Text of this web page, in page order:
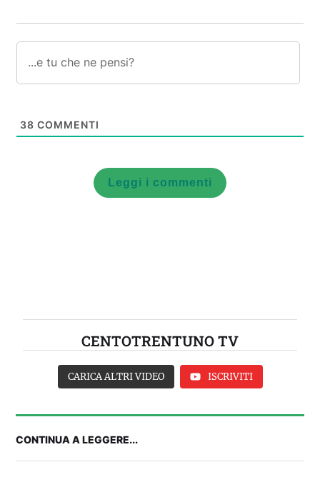
38 COMMENTI
Leggi i commenti
CENTOTRENTUNO TV
CARICA ALTRI VIDEO ISCRIVITI
CONTINUA A LEGGERE...